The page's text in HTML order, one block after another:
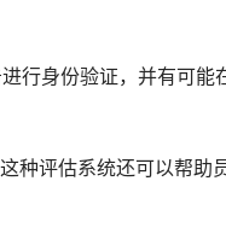
行身份验证，并有可能
种评估系统还可以帮助